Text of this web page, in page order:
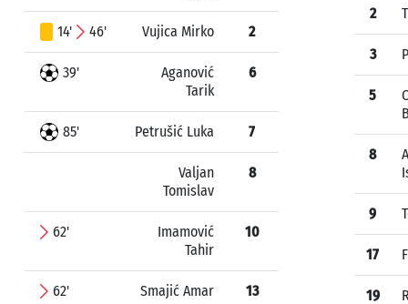
14' 46' Vujica Mirko 2
39'
Aganović
Tarik
6
85' Petrušić Luka 7
Valjan
Tomislav
8
62'
Imamović
Tahir
10
62' Smajić Amar 13
2
3
5
8
9
17
19